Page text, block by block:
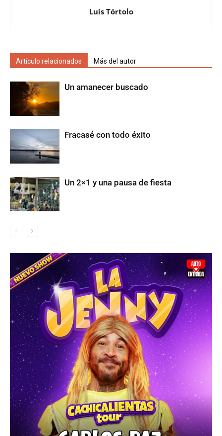
Luis Tórtolo
Artículo relacionados Más del autor
Un amanecer buscado
Fracasé con todo éxito
Un 2×1 y una pausa de fiesta